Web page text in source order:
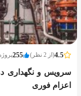
4.5(از 2 نظر) 255
سرویس و نگهداری
اعزام فوری